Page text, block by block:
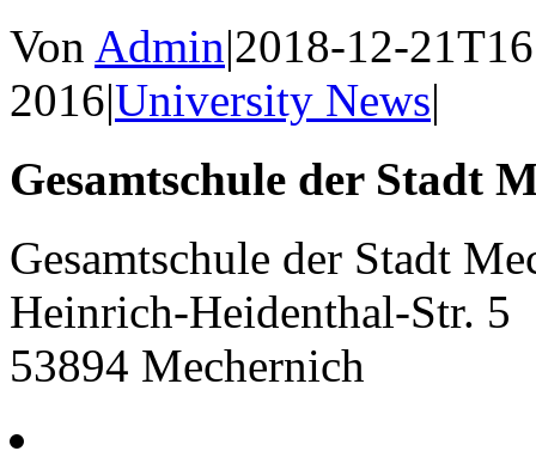
Von Admin|2018-12-
2016|University News|
Gesamtschule der Stadt
Gesamtschule der Stadt
Heinrich-Heidenthal-Str. 5
53894 Mechernich